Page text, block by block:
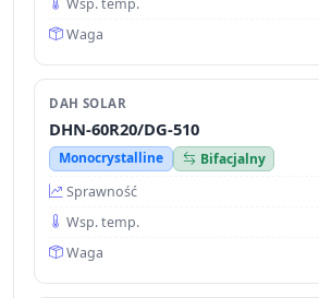
Waga
DAH SOLAR
DHN-60R20/DG-510
Monocrystalline
Bifacjalny
Sprawność
Wsp. temp.
Waga